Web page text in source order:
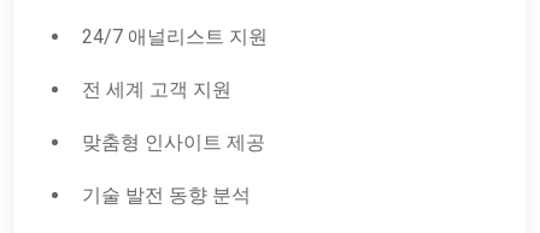
24/7 애널리스트 지원
전 세계 고객 지원
맞춤형 인사이트 제공
기술 발전 동향 분석